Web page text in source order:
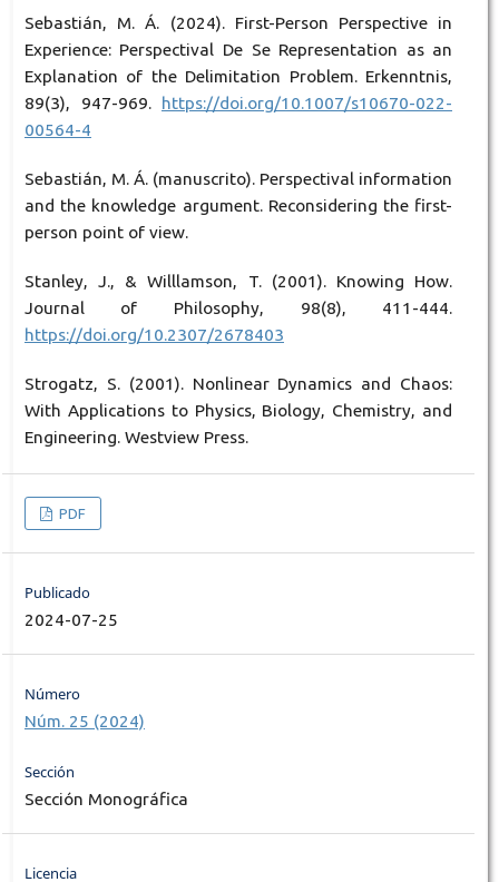
Sebastián, M. Á. (2024). First-Person Perspective in
Experience: Perspectival De Se Representation as an
Explanation of the Delimitation Problem. Erkenntnis,
89(3), 947-969. https://doi.org/10.1007/s10670-022-
00564-4
Sebastián, M. Á. (manuscrito). Perspectival information
and the knowledge argument. Reconsidering the first-
person point of view.
Stanley, J., & Willlamson, T. (2001). Knowing How.
Journal of Philosophy, 98(8), 411-444.
https://doi.org/10.2307/2678403
Strogatz, S. (2001). Nonlinear Dynamics and Chaos:
With Applications to Physics, Biology, Chemistry, and
Engineering. Westview Press.
PDF
Publicado
2024-07-25
Número
Núm. 25 (2024)
Sección
Sección Monográfica
Licencia